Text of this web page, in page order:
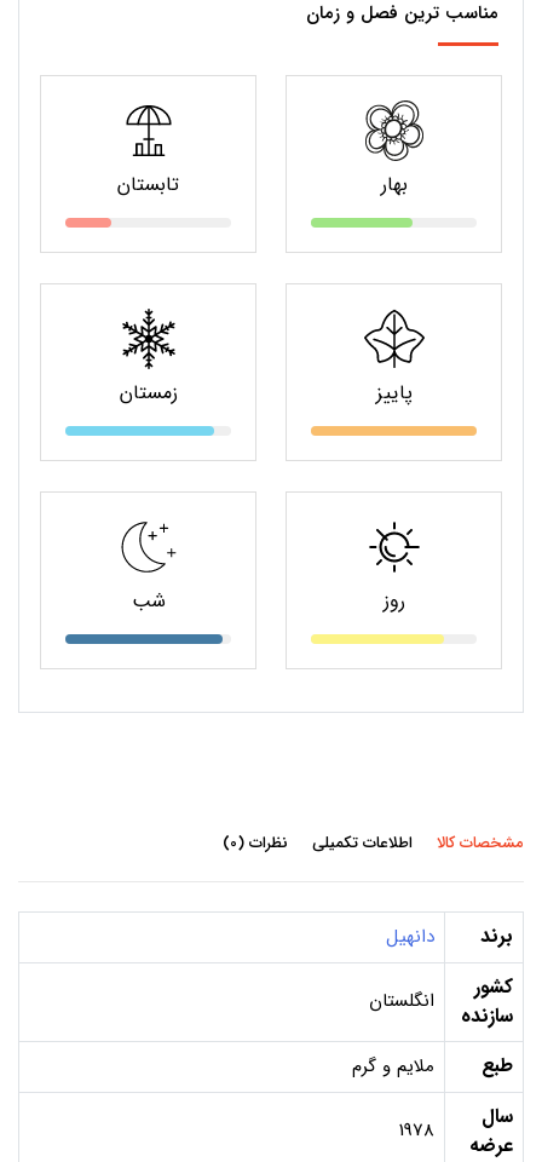
مناسب ترین فصل و زمان
بهار تابستان
پاییز زمستان
روز شب
مشخصات کالا اطلاعات تکمیلی نظرات (0)
برند دانهیل
کشور
سازنده
انگلستان
طبع ملایم و گرم
سال
عرضه
1978